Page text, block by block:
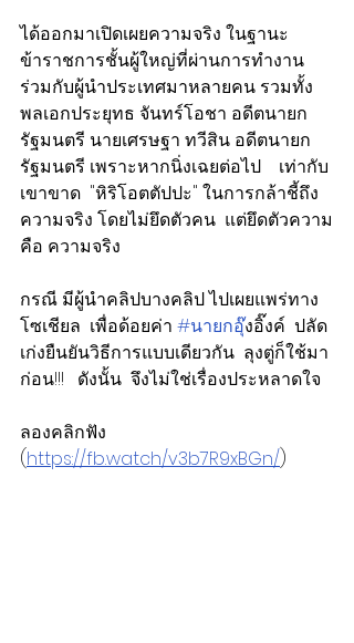
ได้ออกมาเปิดเผยความจริง ในฐานะ
ข้าราชการชั้นผู้ใหญ่ที่ผ่านการทำงาน
ร่วมกับผู้นำประเทศมาหลายคน รวมทั้ง
พลเอกประยุทธ จันทร์โอชา อดีตนายก
รัฐมนตรี นายเศรษฐา ทวีสิน อดีตนายก
รัฐมนตรี เพราะหากนิ่งเฉยต่อไป    เท่ากับ
เขาขาด  "หิริโอตตัปปะ" ในการกล้าชี้ถึง
ความจริง โดยไม่ยึดตัวคน  แต่ยึดตัวความ
คือ ความจริง
กรณี มีผู้นำคลิปบางคลิป ไปเผยแพร่ทาง
โซเชียล  เพื่อด้อยค่า #นายกอุ๊งอิ๊งค์  ปลัด
เก่งยืนยันวิธีการแบบเดียวกัน  ลุงตู่ก็ใช้มา
ก่อน!!!   ดังนั้น  จึงไม่ใช่เรื่องประหลาดใจ
ลองคลิกฟัง
(https://fb.watch/v3b7R9xBGn/)